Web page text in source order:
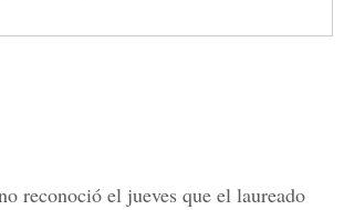
reconoció el jueves que el laureado